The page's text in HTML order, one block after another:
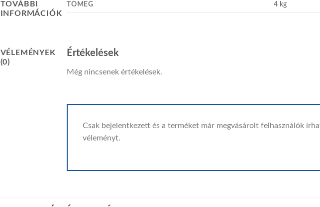
TOVÁBBI
INFORMÁCIÓK
TÖMEG 4 kg
VÉLEMÉNYEK
(0)
Értékelések
Még nincsenek értékelések.
Csak bejelentkezett és a terméket már megvásárolt felhasználók
véleményt.